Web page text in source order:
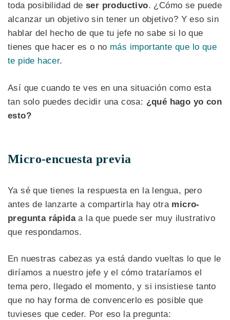
toda posibilidad de ser productivo. ¿Cómo se puede
alcanzar un objetivo sin tener un objetivo? Y eso sin
hablar del hecho de que tu jefe no sabe si lo que
tienes que hacer es o no más importante que lo que
te pide hacer.
Así que cuando te ves en una situación como esta
tan solo puedes decidir una cosa: ¿qué hago yo con
esto?
Micro-encuesta previa
Ya sé que tienes la respuesta en la lengua, pero
antes de lanzarte a compartirla hay otra micro-
pregunta rápidaa la que puede ser muy ilustrativo
que respondamos.
En nuestras cabezas ya está dando vueltas lo que le
diríamos a nuestro jefe y el cómo trataríamos el
tema pero, llegado el momento, y si insistiese tanto
que no hay forma de convencerlo es posible que
tuvieses que ceder. Por eso la pregunta: